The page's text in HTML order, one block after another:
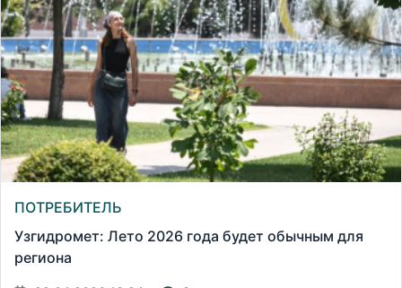
ПОТРЕБИТЕЛЬ
Узгидромет: Лето 2026 года будет обычным для
региона